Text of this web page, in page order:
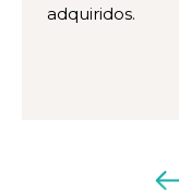
adquiridos.